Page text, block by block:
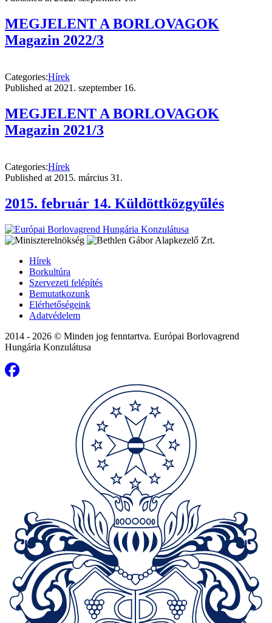
MEGJELENT A BORLOVAGOK
Magazin 2022/3
Categories:Hírek
Published at 2021. szeptember 16.
MEGJELENT A BORLOVAGOK
Magazin 2021/3
Categories:Hírek
Published at 2015. március 31.
2015. február 14. Küldöttközgyűlés
Hírek
Borkultúra
Szervezeti felépítés
Bemutatkozunk
Elérhetőségeink
Adatvédelem
2014 - 2026 © Minden jog fenntartva. Európai Borlovagrend
Hungária Konzulátusa